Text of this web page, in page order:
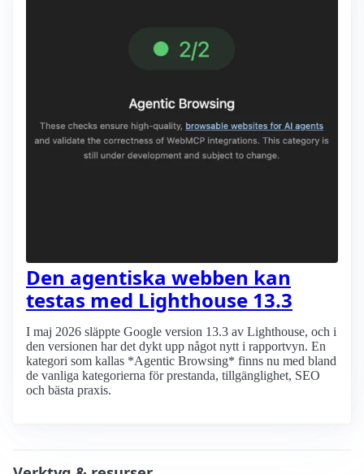
Den agentiska webben kan
testas med Lighthouse 13.3
I maj 2026 släppte Google version 13.3 av Lighthouse, och i
den versionen har det dykt upp något nytt i rapportvyn. En
kategori som kallas *Agentic Browsing* finns nu med bland
de vanliga kategorierna för prestanda, tillgänglighet, SEO
och bästa praxis.